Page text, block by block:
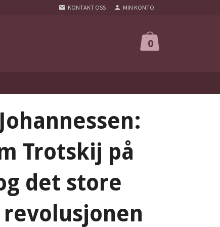
KONTAKT OSS MIN KONTO
0
Trotskij på
det store